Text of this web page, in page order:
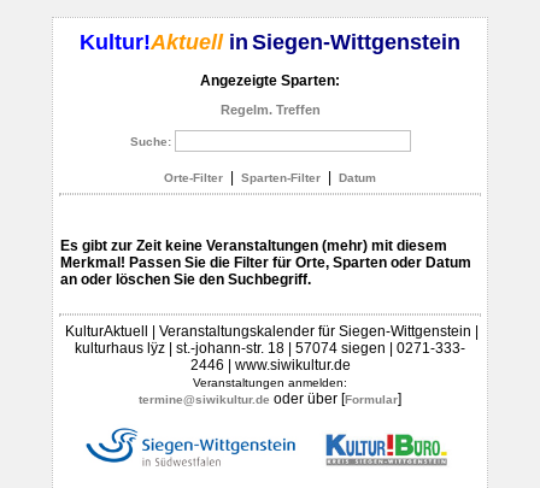
Kultur!Aktuellin Siegen-Wittgenstein
Angezeigte Sparten:
Regelm. Treffen
Suche:
Orte-Filter Sparten-Filter Datum
Es gibt zur Zeit keine Veranstaltungen (mehr) mit diesem
Merkmal! Passen Sie die Filter für Orte, Sparten oder Datum
an oder löschen Sie den Suchbegriff.
KulturAktuell | Veranstaltungskalender für Siegen-Wittgenstein |
kulturhaus lÿz | st.-johann-str. 18 | 57074 siegen | 0271-333-
2446 | www.siwikultur.de
Veranstaltungen anmelden:
termine@siwikultur.de oder über [Formular]